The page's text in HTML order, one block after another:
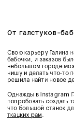
От галстуков-
Свою карьеру Галина
бабочки, и заказов
небольшом городе
нишу и делать что-то
решила найти новое
Однажды в Instagram
попробовать создать
что большой станок
ткацких рам.